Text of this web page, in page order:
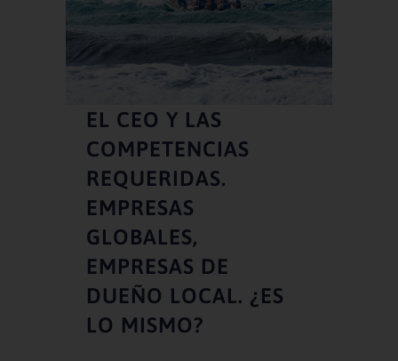
EL CEO Y LAS
COMPETENCIAS
REQUERIDAS.
EMPRESAS
GLOBALES,
EMPRESAS DE
DUEÑO LOCAL. ¿ES
LO MISMO?